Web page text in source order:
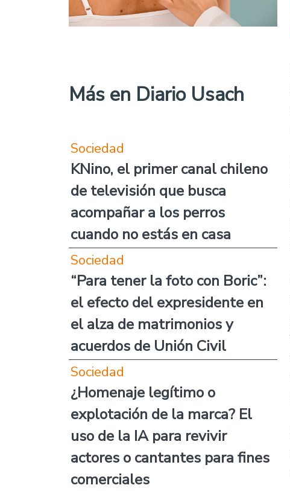
Más en Diario Usach
Sociedad
KNino, el primer canal chileno
de televisión que busca
acompañar a los perros
cuando no estás en casa
Sociedad
“Para tener la foto con Boric”:
el efecto del expresidente en
el alza de matrimonios y
acuerdos de Unión Civil
Sociedad
¿Homenaje legítimo o
explotación de la marca? El
uso de la IA para revivir
actores o cantantes para fines
comerciales